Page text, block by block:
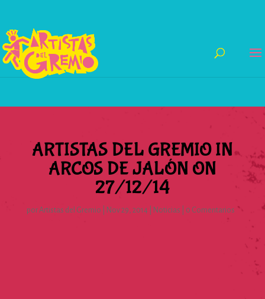
ARTISTAS DEL GREMIO IN
ARCOS DE JALÓN ON
27/12/14
porArtistas del Gremio Nov 29, 2014| Noticias 0 Comentarios